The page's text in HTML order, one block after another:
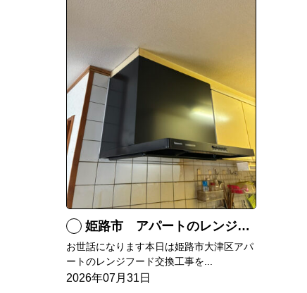
姫路市 アパートのレンジフード交換
お世話になります本日は姫路市大津区アパ
ートのレンジフード交換工事を...
2026年07月31日